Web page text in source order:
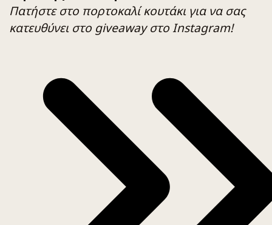
Πατήστε στο πορτοκαλί κουτάκι για να σας
κατευθύνει στο giveaway στο Instagram!